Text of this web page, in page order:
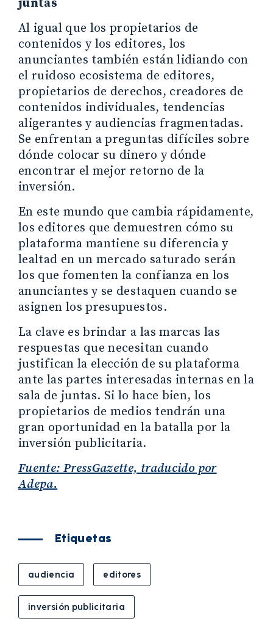
juntas
Al igual que los propietarios de
contenidos y los editores, los
anunciantes también están lidiando con
el ruidoso ecosistema de editores,
propietarios de derechos, creadores de
contenidos individuales, tendencias
aligerantes y audiencias fragmentadas.
Se enfrentan a preguntas difíciles sobre
dónde colocar su dinero y dónde
encontrar el mejor retorno de la
inversión.
En este mundo que cambia rápidamente,
los editores que demuestren cómo su
plataforma mantiene su diferencia y
lealtad en un mercado saturado serán
los que fomenten la confianza en los
anunciantes y se destaquen cuando se
asignen los presupuestos.
La clave es brindar a las marcas las
respuestas que necesitan cuando
justifican la elección de su plataforma
ante las partes interesadas internas en la
sala de juntas. Si lo hace bien, los
propietarios de medios tendrán una
gran oportunidad en la batalla por la
inversión publicitaria.
Fuente: PressGazette, traducido por
Adepa.
Etiquetas
audiencia editores
inversión publicitaria